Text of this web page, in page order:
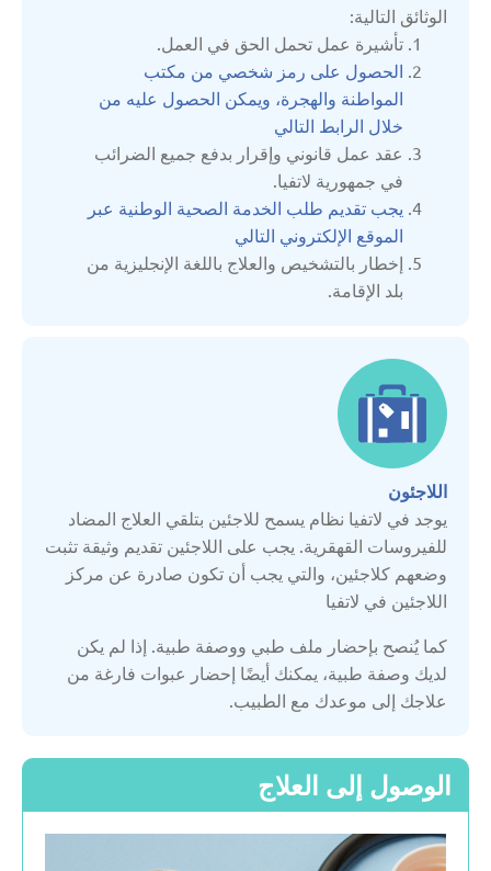
الوثائق التالية:
تأشيرة عمل تحمل الحق في العمل.
الحصول على رمز شخصي من مكتب
المواطنة والهجرة، ويمكن الحصول عليه من
خلال الرابط التالي
عقد عمل قانوني وإقرار بدفع جميع الضرائب
في جمهورية لاتفيا.
يجب تقديم طلب الخدمة الصحية الوطنية عبر
الموقع الإلكتروني التالي
إخطار بالتشخيص والعلاج باللغة الإنجليزية من
بلد الإقامة.
اللاجئون
يوجد في لاتفيا نظام يسمح للاجئين بتلقي العلاج المضاد
للفيروسات القهقرية. يجب على اللاجئين تقديم وثيقة تثبت
وضعهم كلاجئين، والتي يجب أن تكون صادرة عن مركز
اللاجئين في لاتفيا
كما يُنصح بإحضار ملف طبي ووصفة طبية. إذا لم يكن
لديك وصفة طبية، يمكنك أيضًا إحضار عبوات فارغة من
علاجك إلى موعدك مع الطبيب.
الوصول إلى العلاج
المملكة المتحدة
النمسا
بلجيكا
بلغاريا
تركيا
جمهورية مولدوفا
جورجيا
روسيا البيضاء
سربين
سلوفاكيا
سلوفينيا
سويسرا